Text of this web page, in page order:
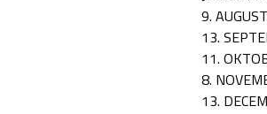
9.
13.
11.
8.
13.